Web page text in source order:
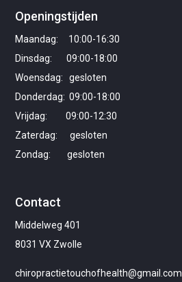
Openingstijden
Maandag: 10:00-16:30
Dinsdag: 09:00-18:00
Woensdag: gesloten
Donderdag: 09:00-18:00
Vrijdag: 09:00-12:30
Zaterdag: gesloten
Zondag: gesloten
Contact
Middelweg 401
8031 VX Zwolle
chiropractietouchofhealth@gmail.com